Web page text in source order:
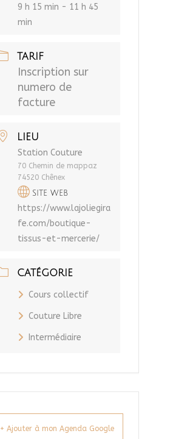
9 h 15 min - 11 h 45
min
TARIF
Inscription sur
numero de
facture
LIEU
Station Couture
70 Chemin de mappaz
74520 Chênex
SITE WEB
https://www.lajoliegira
fe.com/boutique-
tissus-et-mercerie/
CATÉGORIE
Cours collectif
Couture Libre
Intermédiaire
+ Ajouter à mon Agenda Google